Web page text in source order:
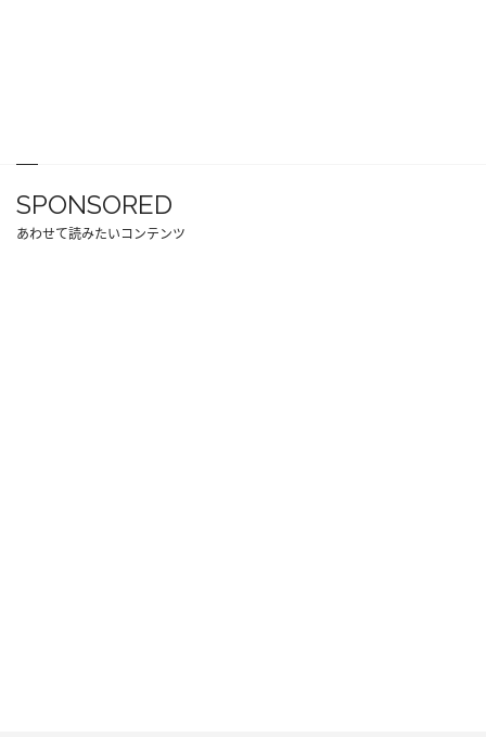
SPONSORED
あわせて読みたいコンテンツ